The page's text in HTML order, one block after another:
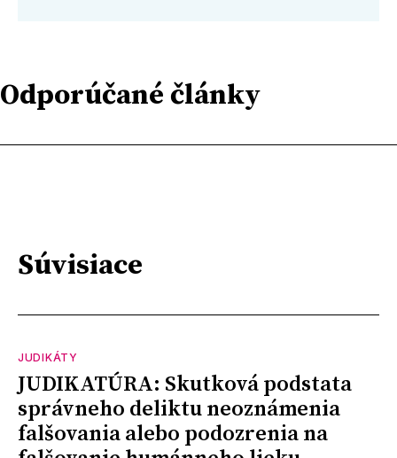
Odporúčané články
Súvisiace
JUDIKÁTY
JUDIKATÚRA: Skutková podstata
správneho deliktu neoznámenia
falšovania alebo podozrenia na